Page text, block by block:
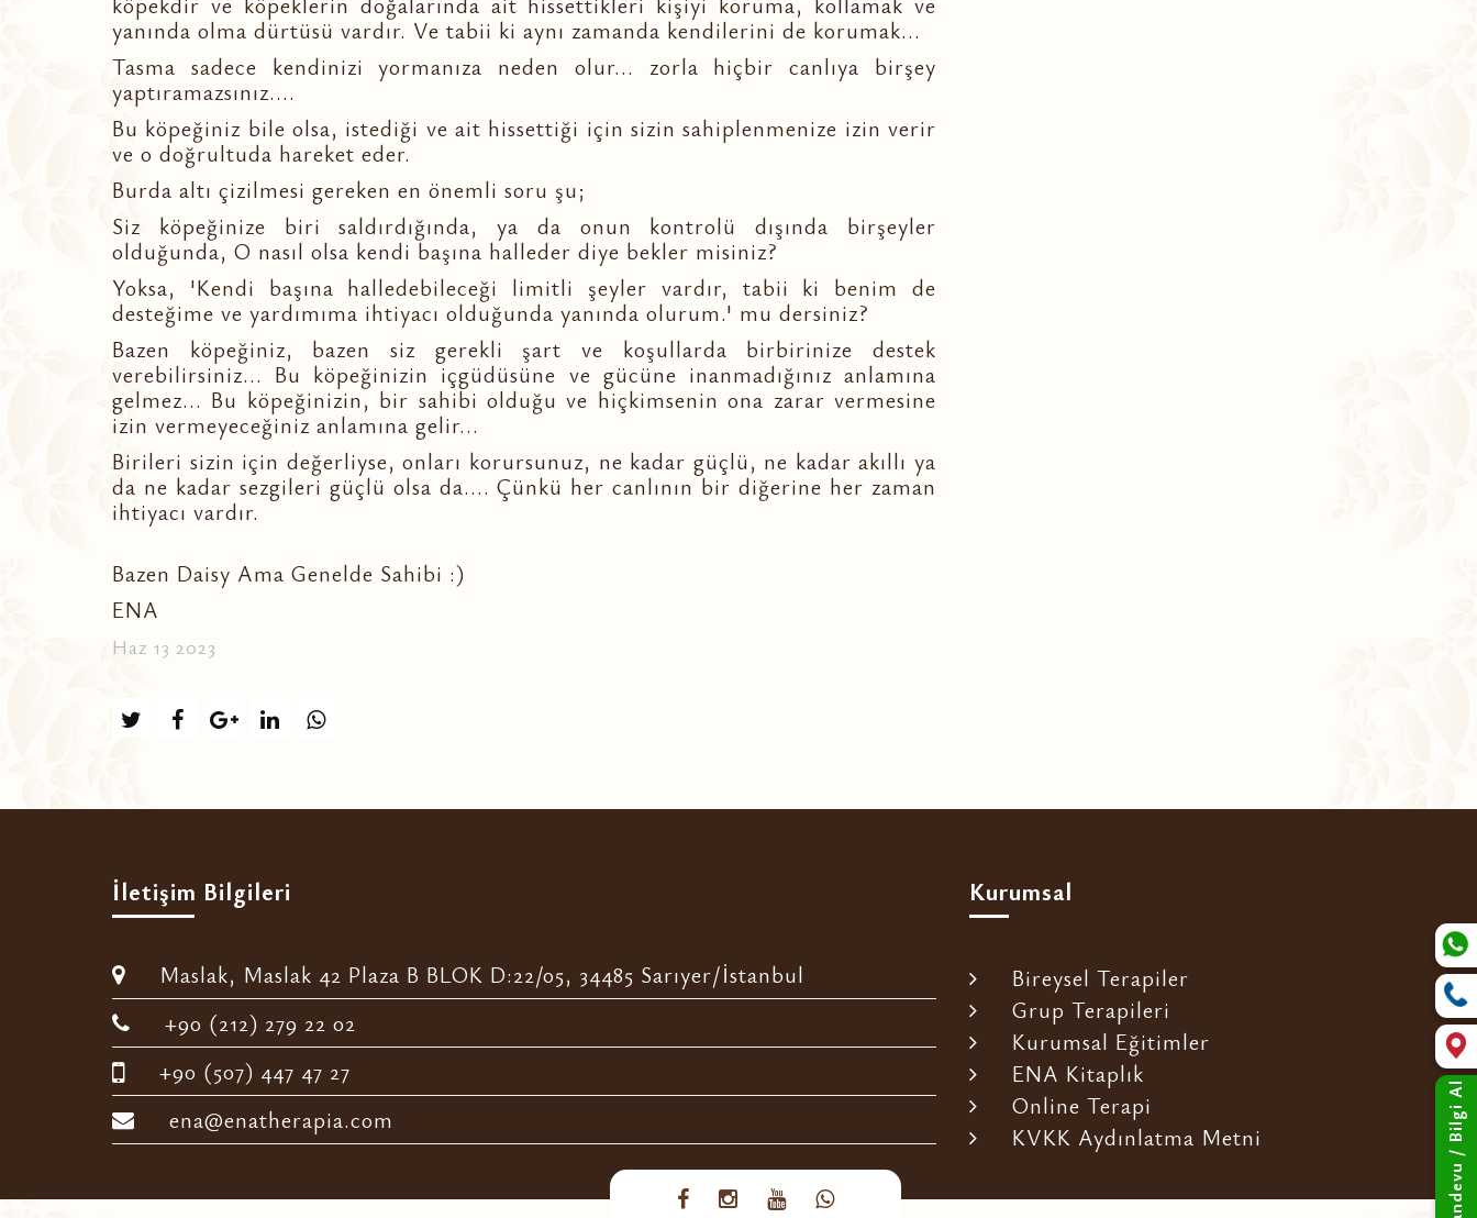
yanında olma dürtüsü vardır. Ve tabii ki aynı zamanda kendilerini de korumak...
Tasma sadece kendinizi yormanıza neden olur... zorla hiçbir canlıya birşey
yaptıramazsınız....
Bu köpeğiniz bile olsa, istediği ve ait hissettiği için sizin sahiplenmenize izin verir
ve o doğrultuda hareket eder.
Burda altı çizilmesi gereken en önemli soru şu;
Siz köpeğinize biri saldırdığında, ya da onun kontrolü dışında birşeyler
olduğunda, O nasıl olsa kendi başına halleder diye bekler misiniz?
Yoksa, 'Kendi başına halledebileceği limitli şeyler vardır, tabii ki benim de
desteğime ve yardımıma ihtiyacı olduğunda yanında olurum.' mu dersiniz?
Bazen köpeğiniz, bazen siz gerekli şart ve koşullarda birbirinize destek
verebilirsiniz... Bu köpeğinizin içgüdüsüne ve gücüne inanmadığınız anlamına
gelmez... Bu köpeğinizin, bir sahibi olduğu ve hiçkimsenin ona zarar vermesine
izin vermeyeceğiniz anlamına gelir...
Birileri sizin için değerliyse, onları korursunuz, ne kadar güçlü, ne kadar akıllı ya
da ne kadar sezgileri güçlü olsa da.... Çünkü her canlının bir diğerine her zaman
ihtiyacı vardır.
Bazen Daisy Ama Genelde Sahibi :)
ENA
Haz 13 2023
İletişim Bilgileri
Maslak, Maslak 42 Plaza B BLOK D:22/05, 34485 Sarıyer/İstanbul
+90 (212) 279 22 02
+90 (507) 447 47 27
ena@enatherapia.com
Kurumsal
Bireysel Terapiler
Grup Terapileri
Kurumsal Eğitimler
ENA Kitaplık
Online Terapi
KVKK Aydınlatma Metni
Randevu / Bilgi Al